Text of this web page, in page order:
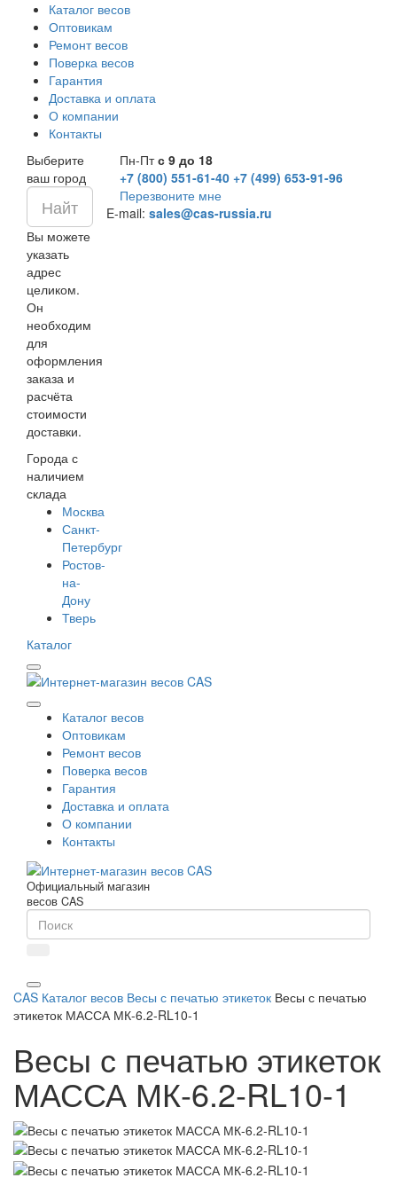
Каталог весов
Оптовикам
Ремонт весов
Поверка весов
Гарантия
Доставка и оплата
О компании
Контакты
Выберите
ваш город
Вы можете
указать
адрес
целиком.
Он
необходим
для
оформления
заказа и
расчёта
стоимости
доставки.
Города с
наличием
склада
Москва
Санкт-
Петербург
Ростов-
на-
Дону
Тверь
Пн-Птс 9 до 18
+7 (800) 551-61-40 +7 (499) 653-91-96
Перезвоните мне
E-mail: sales@cas-russia.ru
Каталог
Каталог весов
Оптовикам
Ремонт весов
Поверка весов
Гарантия
Доставка и оплата
О компании
Контакты
Официальный магазин
весов CAS
CAS Каталог весов Весы с печатью этикеток Весы с печатью
этикеток МАССА МК-6.2-RL10-1
Весы с печатью этикеток
МАССА МК-6.2-RL10-1